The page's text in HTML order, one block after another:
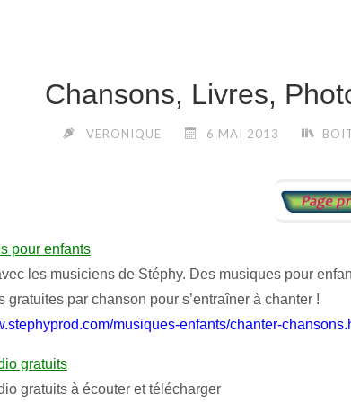
Chansons, Livres,
VERONIQUE 6 MAI 2013
pour enfants
les musiciens de Stéphy. Des musiques pour
gratuites par chanson pour s’entraîner à chanter !
musiques-enfants/chanter-
gratuits
gratuits à écouter et télécharger